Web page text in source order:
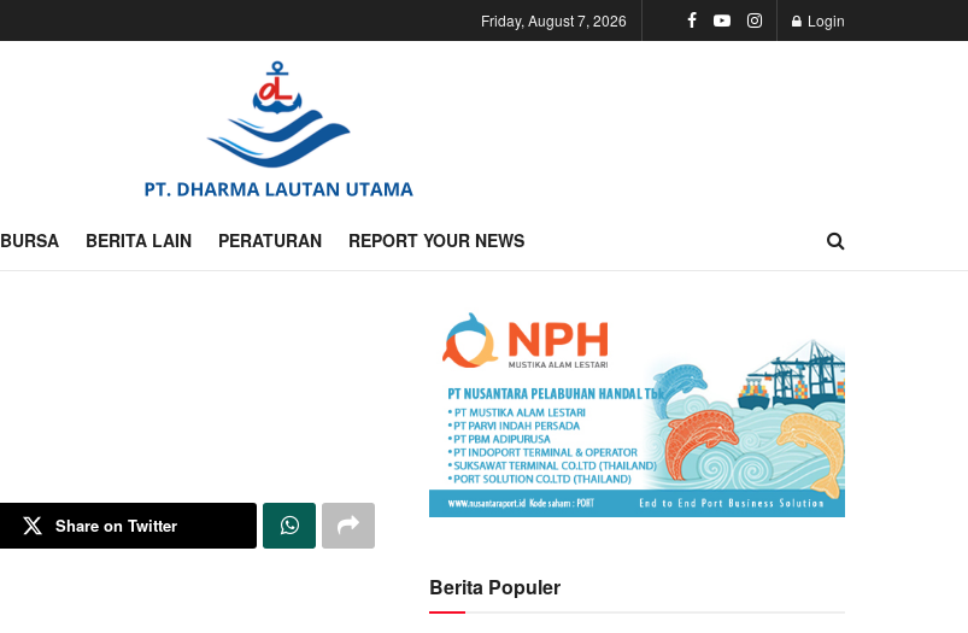
Friday, August 7, 2026 Login
BURSA BERITA LAIN PERATURAN REPORT YOUR NEWS
Share on Twitter
Berita Populer